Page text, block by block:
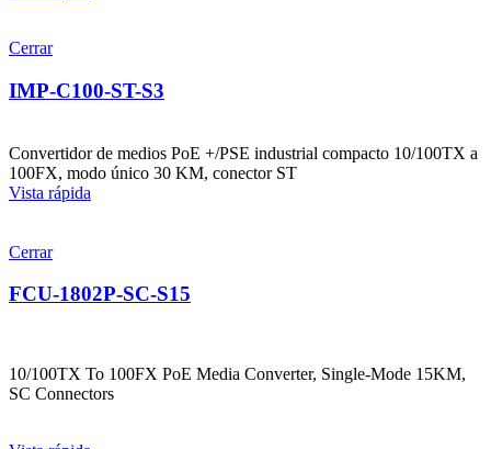
Cerrar
IMP-C100-ST-S3
Convertidor de medios PoE +/PSE industrial compacto 10/100TX a
100FX, modo único 30 KM, conector ST
Vista rápida
Cerrar
FCU-1802P-SC-S15
10/100TX To 100FX PoE Media Converter, Single-Mode 15KM,
SC Connectors